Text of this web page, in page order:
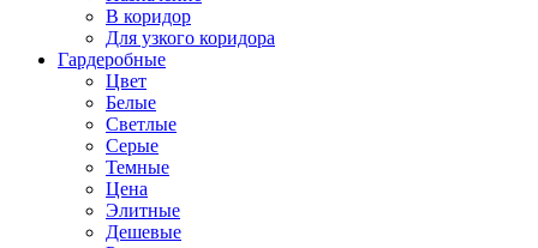
В коридор
Для узкого коридора
Гардеробные
Цвет
Белые
Светлые
Серые
Темные
Цена
Элитные
Дешевые